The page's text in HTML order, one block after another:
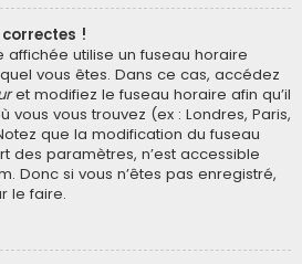
!
affichée utilise un fuseau horaire
vous êtes. Dans ce cas, accédez
et modifiez le fuseau horaire afin qu’il
vous trouvez (ex : Londres, Paris,
que la modification du fuseau
des paramètres, n’est accessible
Donc si vous n’êtes pas enregistré,
le faire.